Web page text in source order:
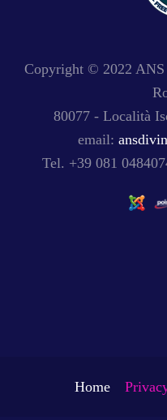
Copyright © 2022
80077 - Località
email:
Tel. +39 081
Home